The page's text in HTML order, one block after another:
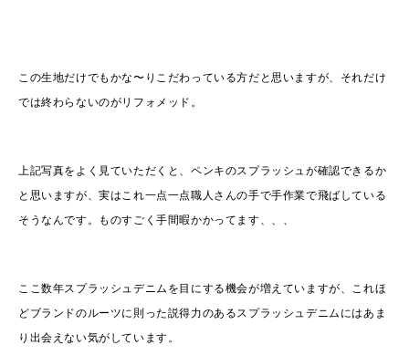
この生地だけでもかな〜りこだわっている方だと思いますが、それだけ
では終わらないのがリフォメッド。
上記写真をよく見ていただくと、ペンキのスプラッシュが確認できるか
と思いますが、実はこれ一点一点職人さんの手で手作業で飛ばしている
そうなんです。ものすごく手間暇かかってます、、、
ここ数年スプラッシュデニムを目にする機会が増えていますが、これほ
どブランドのルーツに則った説得力のあるスプラッシュデニムにはあま
り出会えない気がしています。